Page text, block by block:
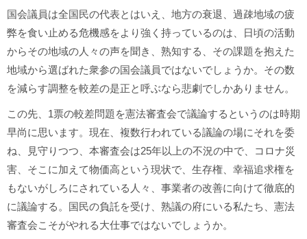
国会議員は全国民の代表とはいえ、地方の衰退、過疎地域の疲
弊を食い止める危機感をより強く持っているのは、日頃の活動
からその地域の人々の声を聞き、熟知する、その課題を抱えた
地域から選ばれた衆参の国会議員ではないでしょうか。その数
を減らす調整を較差の是正と呼ぶなら悲劇でしかありません。
この先、1票の較差問題を憲法審査会で議論するというのは時期
早尚に思います。現在、複数行われている議論の場にそれを委
ね、見守りつつ、本審査会は25年以上の不況の中で、コロナ災
害、そこに加えて物価高という現状で、生存権、幸福追求権を
もないがしろにされている人々、事業者の改善に向けて徹底的
に議論する。国民の負託を受け、熟議の府にいる私たち、憲法
審査会こそがやれる大仕事ではないでしょうか。